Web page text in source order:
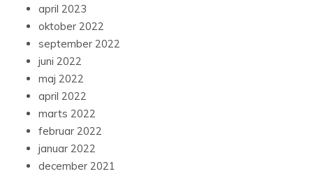
april 2023
oktober 2022
september 2022
juni 2022
maj 2022
april 2022
marts 2022
februar 2022
januar 2022
december 2021